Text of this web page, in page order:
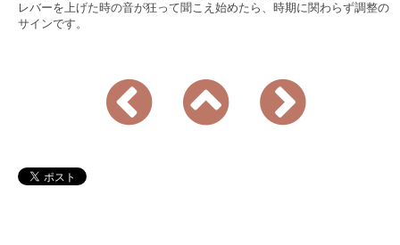
レバーを上げた時の音が狂って聞こえ始めたら、時期に関わらず調整の
サインです。